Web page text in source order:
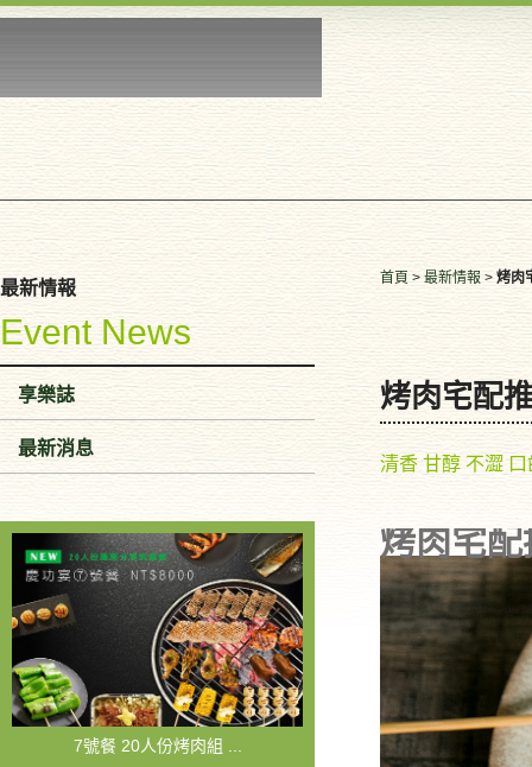
最新情報
Event News
享樂誌
最新消息
7號餐 20人份烤肉組 ...
首頁 > 最新情報 > 烤肉
烤肉宅配
清香 甘醇 不澀
烤肉宅